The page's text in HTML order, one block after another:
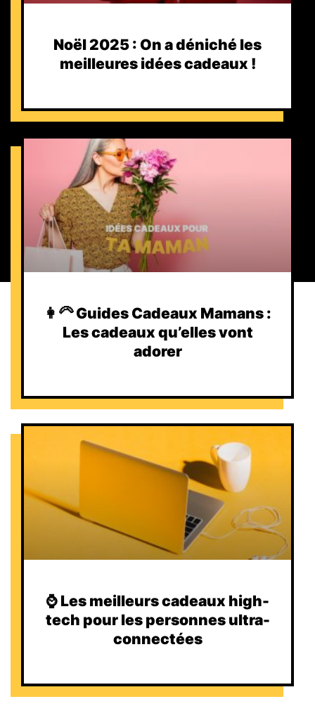
Noël 2025 : On a déniché les
meilleures idées cadeaux !
👩‍🦳 Guides Cadeaux Mamans :
Les cadeaux qu’elles vont
adorer
⌚️ Les meilleurs cadeaux high-
tech pour les personnes ultra-
connectées